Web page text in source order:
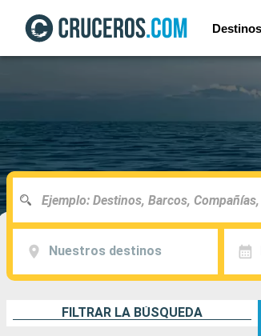
Destinos
Nuestros destinos
FILTRAR LA BÚSQUEDA